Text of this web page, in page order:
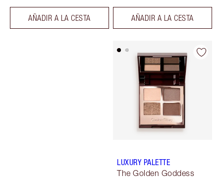
AÑADIR A LA CESTA AÑADIR A LA CESTA
LUXURY PALETTE
The Golden Goddess